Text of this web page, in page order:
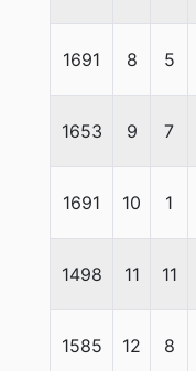
1691 8 5
1653 9 7
1691 10 1
1498 11 11
1585 12 8